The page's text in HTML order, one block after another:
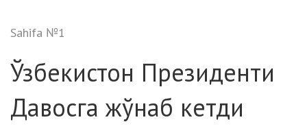
Sahifa №1
Ўзбекистон Президенти
Давосга жўнаб кетди